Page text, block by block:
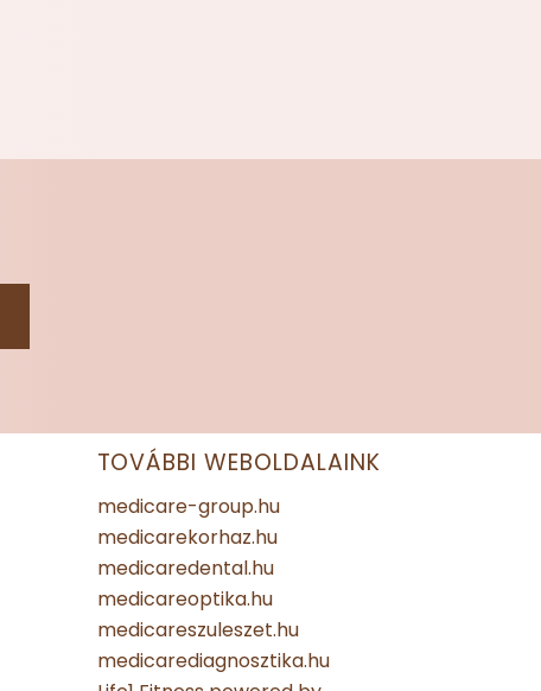
TOVÁBBI WEBOLDALAINK
medicare-group.hu
medicarekorhaz.hu
medicaredental.hu
medicareoptika.hu
medicareszuleszet.hu
medicarediagnosztika.hu